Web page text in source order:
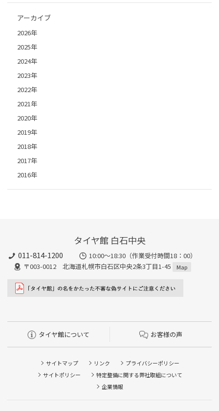
アーカイブ
2026年
2025年
2024年
2023年
2022年
2021年
2020年
2019年
2018年
2017年
2016年
タイヤ館 白石中央
011-814-1200
10:00～18:30（作業受付時間18：00）
〒003-0012 北海道札幌市白石区中央2条3丁目1-45
Map
タイヤ館について お客様の声
サイトマップ リンク
プライバシーポリシー
サイトポリシー
特定整備に関する弊社取組について
企業情報